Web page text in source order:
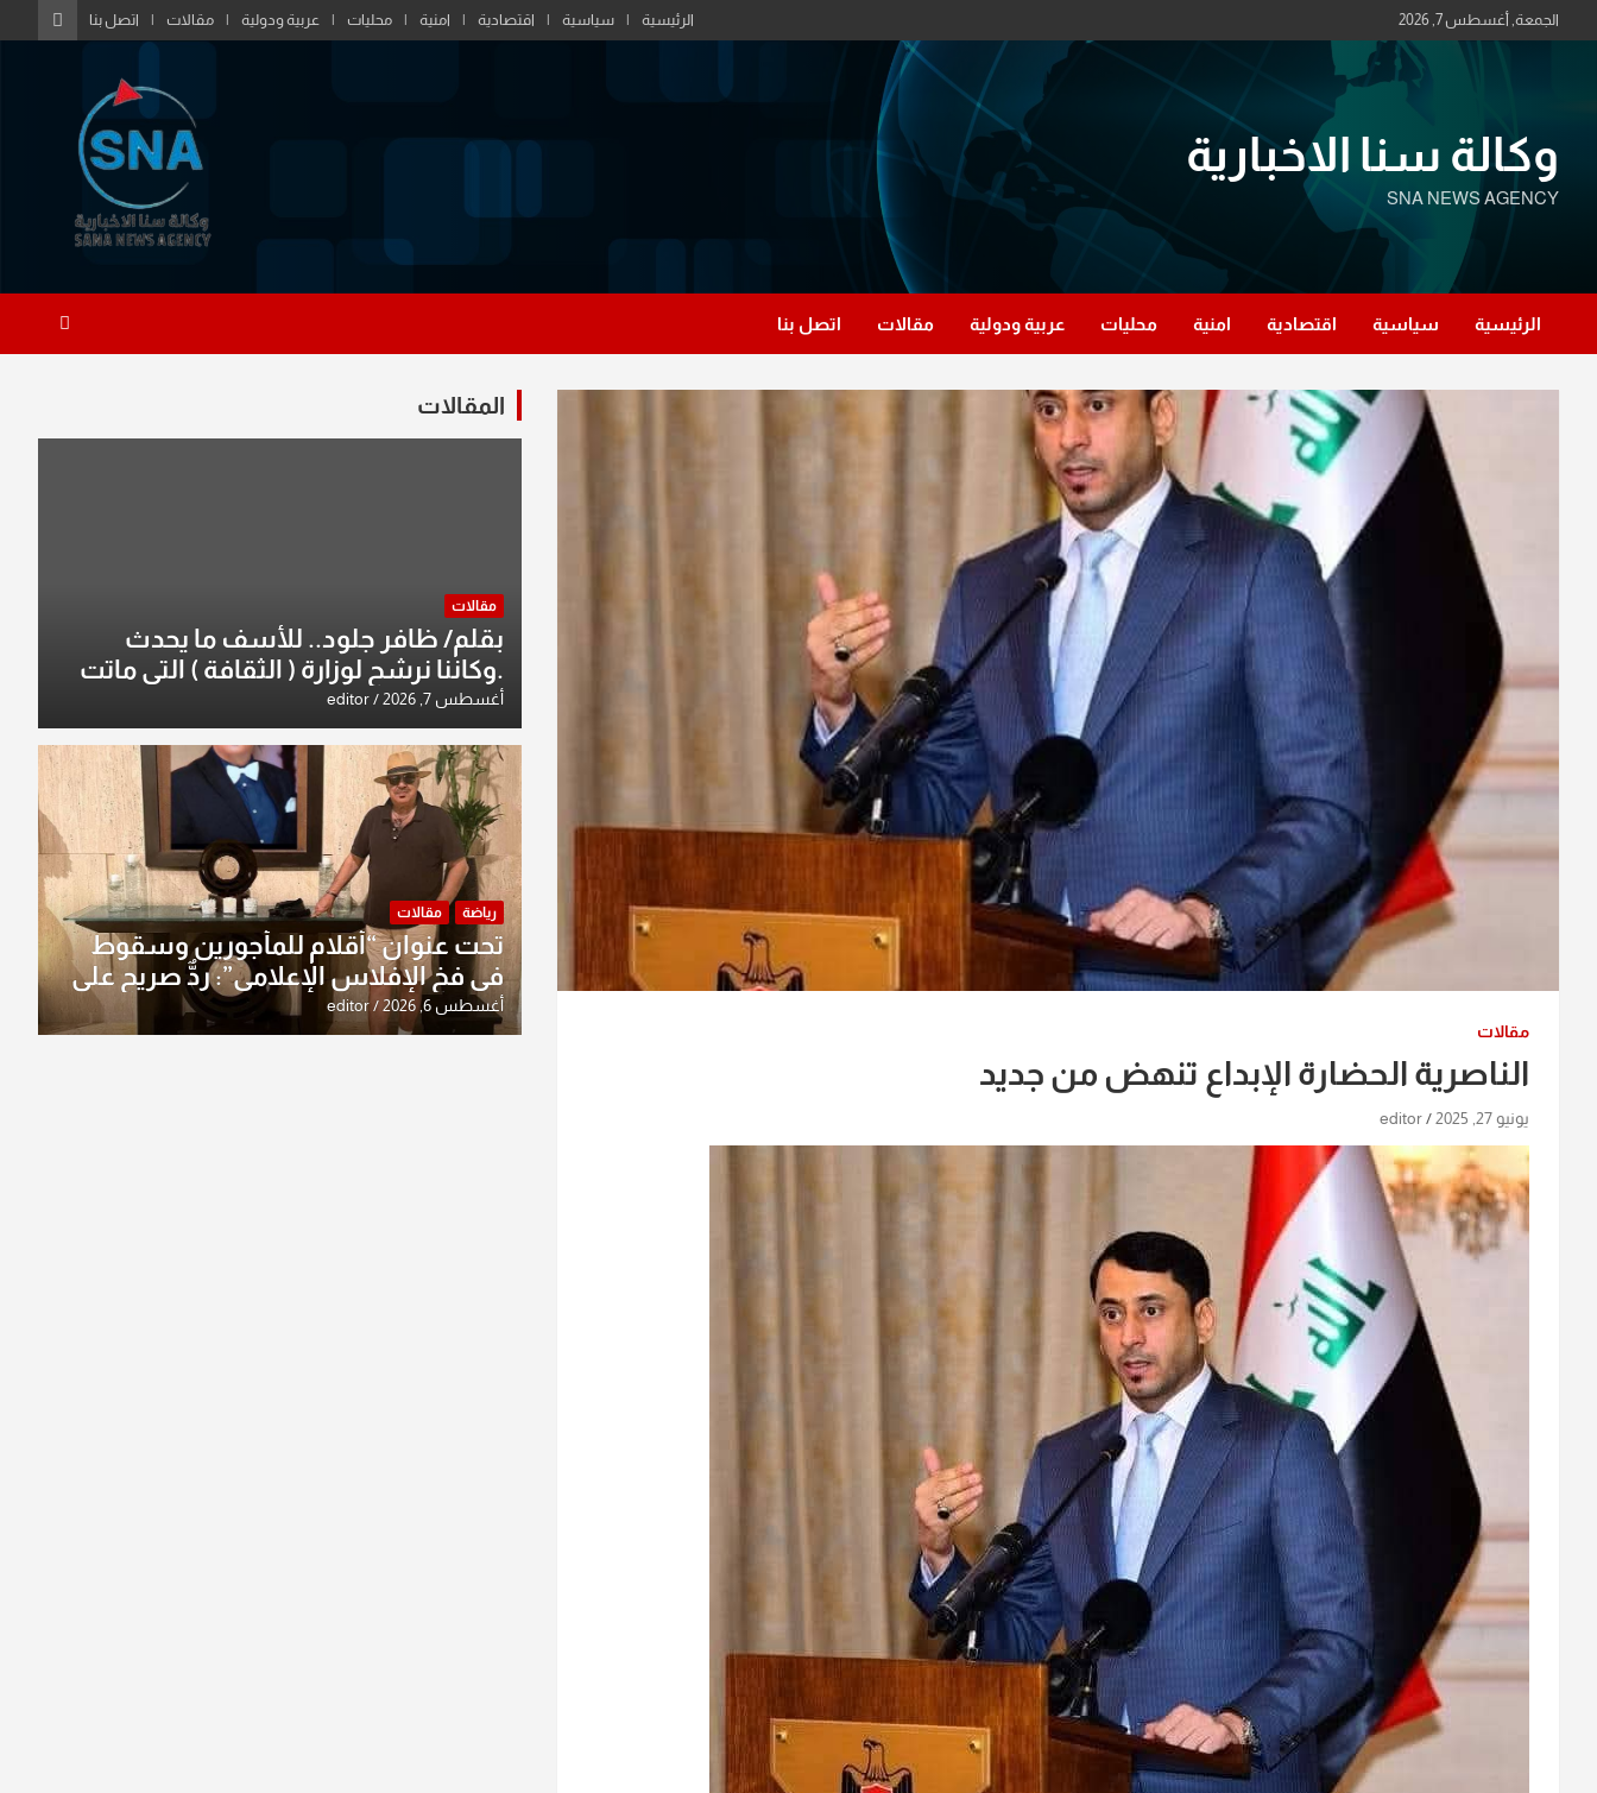
to
الجمعة, أغسطس 7, 2026 الرئيسية سياسية اقتصادية امنية محليات عربية ودولية مقالات اتصل بنا
وكالة سنا الاخبارية
SNA NEWS AGENCY
الرئيسية سياسية اقتصادية امنية محليات عربية ودولية مقالات اتصل بنا
مقالات
الناصرية الحضارة الإبداع تنهض من جديد
يونيو 27, 2025 editor
المقالات
مقالات
بقلم/ ظافر جلود.. للأسف ما يحدث
.وكاننا نرشح لوزارة ( الثقافة ) التي ماتت
من زمان وزير يمثلها من النخبة والإرث
العظيم للثقافة العراقية..
أغسطس 7, 2026 editor
رياضة مقالات
تحت عنوان “أقلام للمأجورين وسقوط
في فخ الإفلاس الإعلامي”: ردٌّ صريح على
افتراءات سمير الشكرجي
أغسطس 6, 2026 editor